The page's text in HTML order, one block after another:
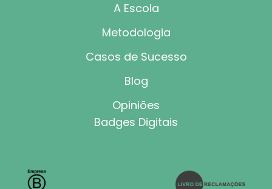
A Escola
Metodologia
Casos de Sucesso
Blog
Opiniões
Badges Digitais